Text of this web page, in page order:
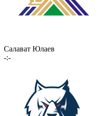
Салават Юлаев
-:-